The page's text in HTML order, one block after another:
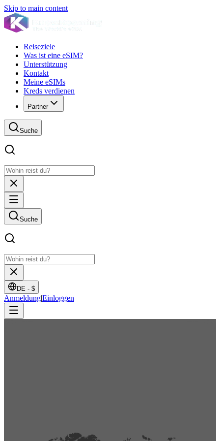
Skip to main content
Reiseziele
Was ist eine eSIM?
Unterstützung
Kontakt
Meine eSIMs
Kreds verdienen
Partner
Suche
Suche
DE - $
Anmeldung|Einloggen